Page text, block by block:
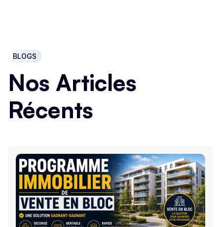
BLOGS
Nos Articles
Récents